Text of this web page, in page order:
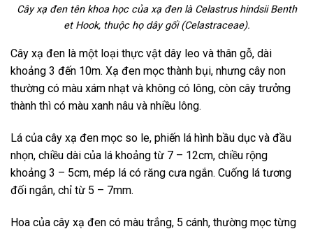
Cây xạ đen tên khoa học của xạ đen là Celastrus hindsii Benth
et Hook, thuộc họ dây gối (Celastraceae).
Cây xạ đen là một loại thực vật dây leo và thân gỗ, dài
khoảng 3 đến 10m. Xạ đen mọc thành bụi, nhưng cây non
thường có màu xám nhạt và không có lông, còn cây trưởng
thành thì có màu xanh nâu và nhiều lông.
Lá của cây xạ đen mọc so le, phiến lá hình bầu dục và đầu
nhọn, chiều dài của lá khoảng từ 7 – 12cm, chiều rộng
khoảng 3 – 5cm, mép lá có răng cưa ngắn. Cuống lá tương
đối ngắn, chỉ từ 5 – 7mm.
Hoa của cây xạ đen có màu trắng, 5 cánh, thường mọc từng